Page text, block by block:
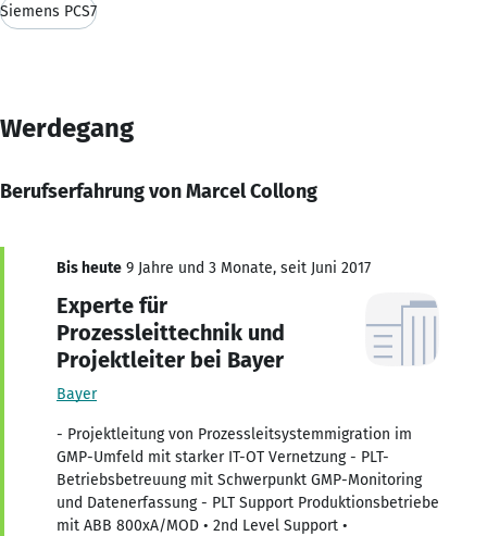
Siemens PCS7
Werdegang
Berufserfahrung von Marcel Collong
Bis heute 9 Jahre und 3 Monate, seit Juni 2017
Experte für
Prozessleittechnik und
Projektleiter bei Bayer
Bayer
- Projektleitung von Prozessleitsystemmigration im
GMP-Umfeld mit starker IT-OT Vernetzung - PLT-
Betriebsbetreuung mit Schwerpunkt GMP-Monitoring
und Datenerfassung - PLT Support Produktionsbetriebe
mit ABB 800xA/MOD • 2nd Level Support •